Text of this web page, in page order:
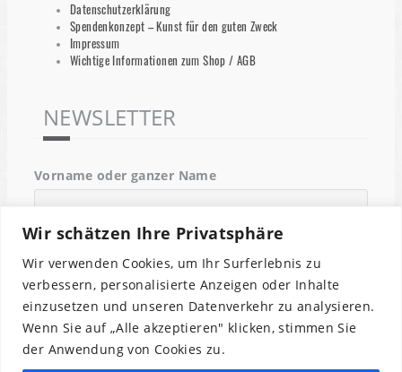
Wir schätzen Ihre Privatsphäre
Wir verwenden Cookies, um Ihr Surferlebnis zu
verbessern, personalisierte Anzeigen oder Inhalte
einzusetzen und unseren Datenverkehr zu analysieren.
Wenn Sie auf „Alle akzeptieren" klicken, stimmen Sie
der Anwendung von Cookies zu.
Datenschutzerklärung
Spendenkonzept – Kunst für den guten Zweck
Impressum
Wichtige Informationen zum Shop / AGB
NEWSLETTER
Vorname oder ganzer Name
Email
Indem Du fortfährst, akzeptierst Du unsere
Datenschutzerklärung.